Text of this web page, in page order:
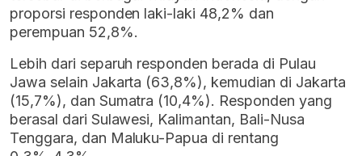
proporsi responden laki-laki 48,2% dan
perempuan 52,8%.
Lebih dari separuh responden berada di Pulau
Jawa selain Jakarta (63,8%), kemudian di Jakarta
(15,7%), dan Sumatra (10,4%). Responden yang
berasal dari Sulawesi, Kalimantan, Bali-Nusa
Tenggara, dan Maluku-Papua di rentang